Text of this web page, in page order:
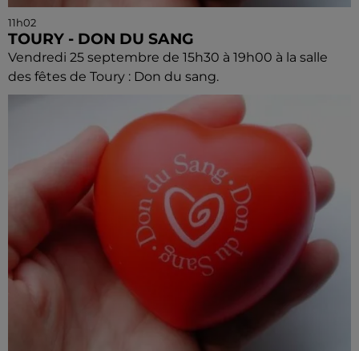
11h02
TOURY - DON DU SANG
Vendredi 25 septembre de 15h30 à 19h00 à la salle
des fêtes de Toury : Don du sang.